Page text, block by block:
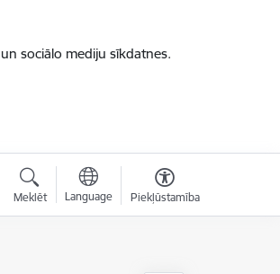
sociālo mediju sīkdatnes.
Meklēt Language Piekļūstamība